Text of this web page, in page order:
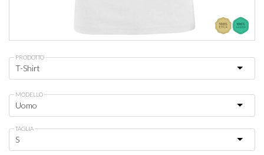
PRODOTTO
MODELLO
TAGLIA